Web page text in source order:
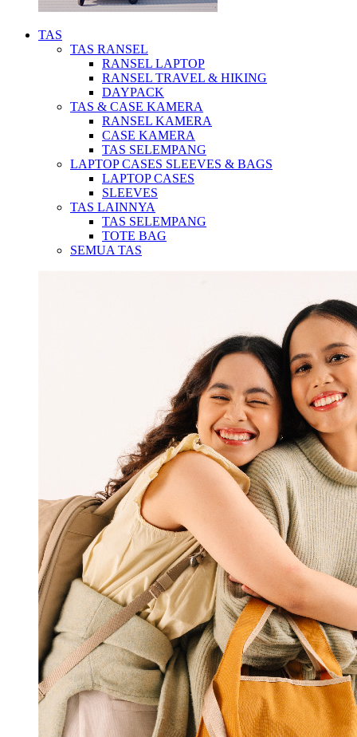
TAS
TAS RANSEL
RANSEL LAPTOP
RANSEL TRAVEL & HIKING
DAYPACK
TAS & CASE KAMERA
RANSEL KAMERA
CASE KAMERA
TAS SELEMPANG
LAPTOP CASES SLEEVES & BAGS
LAPTOP CASES
SLEEVES
TAS LAINNYA
TAS SELEMPANG
TOTE BAG
SEMUA TAS